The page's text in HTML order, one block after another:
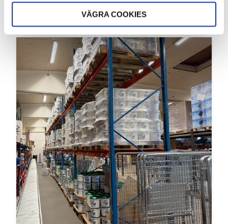
VÄGRA COOKIES
bättre insyn i poolen, på de delar som inte...